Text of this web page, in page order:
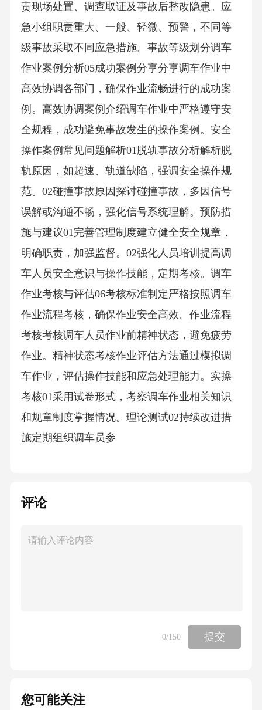
责现场处置、调查取证及事故后整改隐患。应
急小组职责重大、一般、轻微、预警，不同等
级事故采取不同应急措施。事故等级划分调车
作业案例分析05成功案例分享分享调车作业中
高效协调各部门，确保作业流畅进行的成功案
例。高效协调案例介绍调车作业中严格遵守安
全规程，成功避免事故发生的操作案例。安全
操作案例常见问题解析01脱轨事故分析解析脱
轨原因，如超速、轨道缺陷，强调安全操作规
范。02碰撞事故原因探讨碰撞事故，多因信号
误解或沟通不畅，强化信号系统理解。预防措
施与建议01完善管理制度建立健全安全规章，
明确职责，加强监督。02强化人员培训提高调
车人员安全意识与操作技能，定期考核。调车
作业考核与评估06考核标准制定严格按照调车
作业流程考核，确保作业安全高效。作业流程
考核考核调车人员作业前精神状态，避免疲劳
作业。精神状态考核作业评估方法通过模拟调
车作业，评估操作技能和应急处理能力。实操
考核01采用试卷形式，考察调车作业相关知识
和规章制度掌握情况。理论测试02持续改进措
施定期组织调车员参
评论
0/150 提交
您可能关注